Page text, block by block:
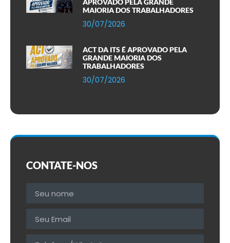
APROVADO PELA GRANDE
MAIORIA DOS TRABALHADORES
30/07/2026
ACT DA ITS É APROVADO PELA
GRANDE MAIORIA DOS
TRABALHADORES
30/07/2026
CONTATE-NOS